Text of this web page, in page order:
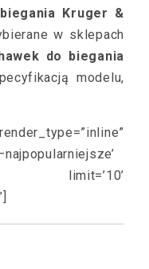
Kruger &
w sklepach
do biegania
modelu,